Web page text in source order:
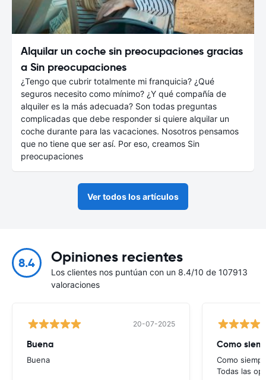
Alquilar un coche sin preocupaciones gracias
a Sin preocupaciones
¿Tengo que cubrir totalmente mi franquicia? ¿Qué
seguros necesito como mínimo? ¿Y qué compañía de
alquiler es la más adecuada? Son todas preguntas
complicadas que debe responder si quiere alquilar un
coche durante para las vacaciones. Nosotros pensamos
que no tiene que ser así. Por eso, creamos Sin
preocupaciones
Ver todos los artículos
8.4 Opiniones recientes
Los clientes nos puntúan con un 8.4/10 de 107913
valoraciones
20-07-2025
Buena
Buena
Como
Como
Todas las